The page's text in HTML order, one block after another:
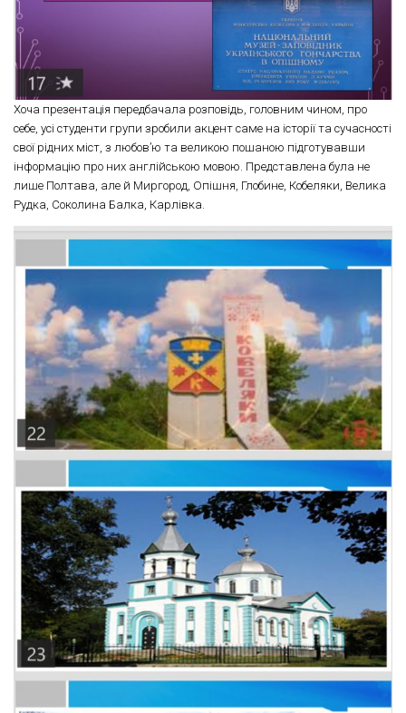
Хоча презентація передбачала розповідь, головним чином, про
себе, усі студенти групи зробили акцент саме на історії та сучасності
свої рідних міст, з любов’ю та великою пошаною підготувавши
інформацію про них англійською мовою. Представлена була не
лише Полтава, але й Миргород, Опішня, Глобине, Кобеляки, Велика
Рудка, Соколина Балка, Карлівка.